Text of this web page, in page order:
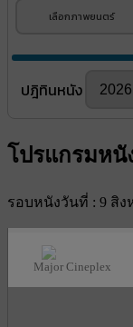
เลือกภาพยนตร์
ปฎิทินหนัง
โปรแกรมห
รอบหนังวันที่ : 9 สิง
Major Cineplex